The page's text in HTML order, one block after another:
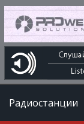
Радиостанции